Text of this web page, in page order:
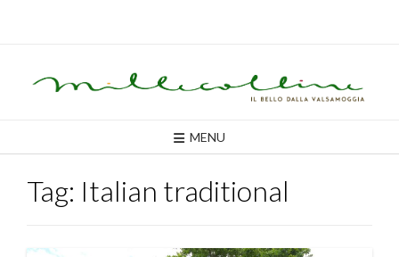
MENU
Tag: Italian traditional